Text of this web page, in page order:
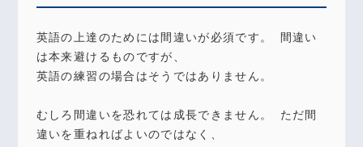
英語の上達のためには間違いが必須です。 間違い
は本来避けるものですが、
英語の練習の場合はそうではありません。
むしろ間違いを恐れては成長できません。 ただ間
違いを重ねればよいのではなく、